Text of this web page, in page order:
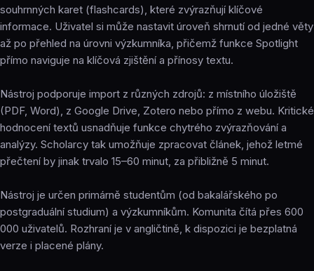
souhrnných karet (flashcards), které zvýrazňují klíčové
informace. Uživatel si může nastavit úroveň shrnutí od jedné věty
až po přehled na úrovni výzkumníka, přičemž funkce Spotlight
přímo naviguje na klíčová zjištění a přínosy textu.
Nástroj podporuje import z různých zdrojů: z místního úložiště
(PDF, Word), z Google Drive, Zotero nebo přímo z webu. Kritické
hodnocení textů usnadňuje funkce chytrého zvýrazňování a
analýzy. Scholarcy tak umožňuje zpracovat článek, jehož letmé
přečtení by jinak trvalo 15–60 minut, za přibližně 5 minut.
Nástroj je určen primárně studentům (od bakalářského po
postgraduální studium) a výzkumníkům. Komunita čítá přes 600
000 uživatelů. Rozhraní je v angličtině, k dispozici je bezplatná
verze i placené plány.